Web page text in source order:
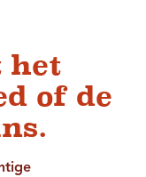
het
of de